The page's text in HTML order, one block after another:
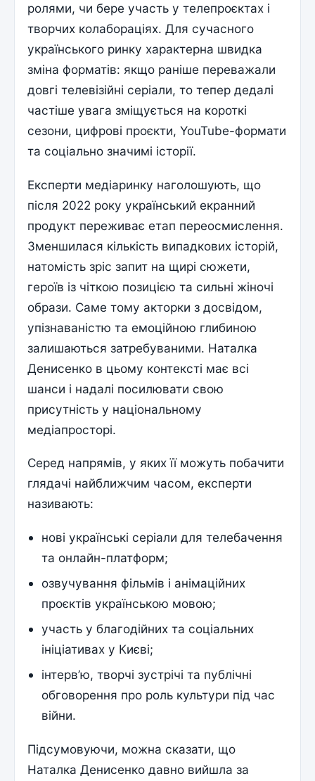
ролями, чи бере участь у телепроєктах і
творчих колабораціях. Для сучасного
українського ринку характерна швидка
зміна форматів: якщо раніше переважали
довгі телевізійні серіали, то тепер дедалі
частіше увага зміщується на короткі
сезони, цифрові проєкти, YouTube-формати
та соціально значимі історії.
Експерти медіаринку наголошують, що
після 2022 року український екранний
продукт переживає етап переосмислення.
Зменшилася кількість випадкових історій,
натомість зріс запит на щирі сюжети,
героїв із чіткою позицією та сильні жіночі
образи. Саме тому акторки з досвідом,
упізнаваністю та емоційною глибиною
залишаються затребуваними. Наталка
Денисенко в цьому контексті має всі
шанси і надалі посилювати свою
присутність у національному
медіапросторі.
Серед напрямів, у яких її можуть побачити
глядачі найближчим часом, експерти
називають:
нові українські серіали для телебачення
та онлайн-платформ;
озвучування фільмів і анімаційних
проєктів українською мовою;
участь у благодійних та соціальних
ініціативах у Києві;
інтерв’ю, творчі зустрічі та публічні
обговорення про роль культури під час
війни.
Підсумовуючи, можна сказати, що
Наталка Денисенко давно вийшла за